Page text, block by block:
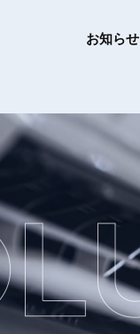
お知らせ